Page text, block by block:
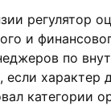
регулятор
и
по
характер
категории